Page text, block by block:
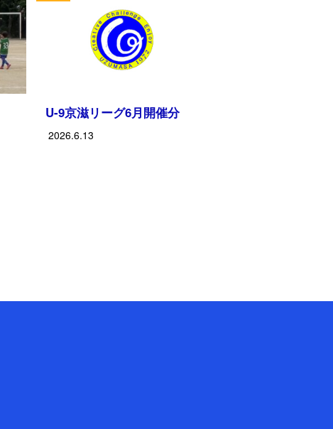
U-9京滋リーグ6月開催分
2026.6.13